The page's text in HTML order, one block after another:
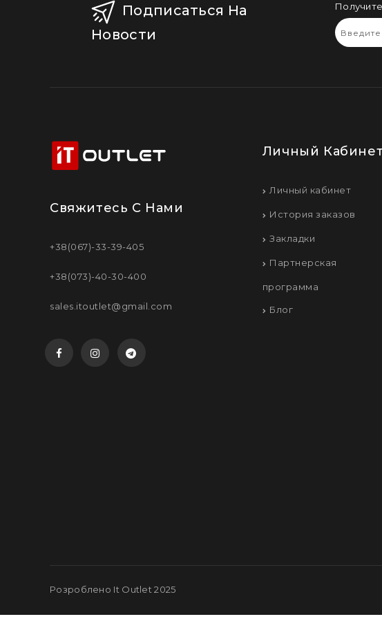
Подписаться На
Новости
Свяжитесь С Нами
+38(067)-33-39-405
+38(073)-40-30-400
sales.itoutlet@gmail.com
Личный Кабинет
Личный кабинет
История заказов
Закладки
Партнерская
программа
Блог
Розроблено It Outlet 2025